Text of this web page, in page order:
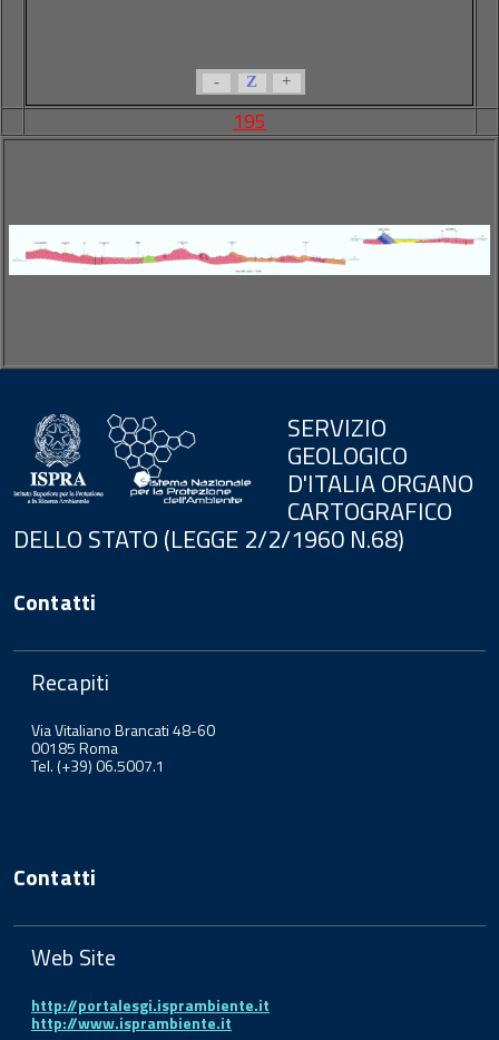
- Z +
195
SERVIZIO
GEOLOGICO
D'ITALIA ORGANO
CARTOGRAFICO
DELLO STATO (LEGGE 2/2/1960 N.68)
Contatti
Recapiti
Via Vitaliano Brancati 48-60
00185 Roma
Tel. (+39) 06.5007.1
Contatti
Web Site
http://portalesgi.isprambiente.it
http://www.isprambiente.it